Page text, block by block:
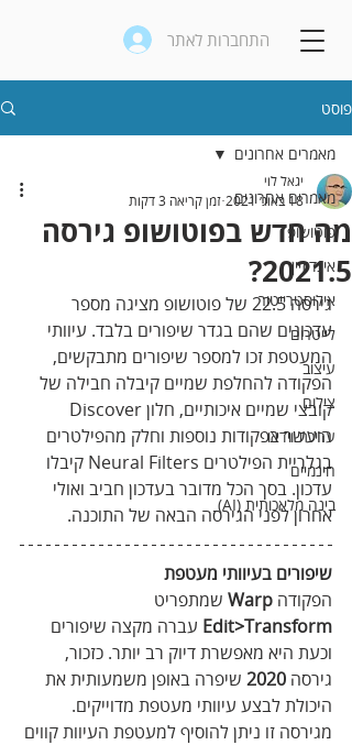
התחברות לאתר
פוסט
מאמרים אחרונים
פוטושופ
אינדיזיין
אילוסטרייטור
לייטרום
עיצוב
צילום
עריכת וידאו
חינמיים
בינה מלאכותית (AI)
מאמרים אחרונים
מה חדש בפוטושופ גירסה
2021.5?
יגאל לוי
18 באוג׳ 2021
זמן קריאה 3 דקות
גירסה 22.5 של פוטושופ מציגה מספר
עדכונים שהם בגדר שיפורים בלבד. עיוותי
המעטפת זכו למספר שיפורים מתבקשים,
הפקודה להחלפת שמיים קיבלה חבילה של
הועשר בפקודות נוספות וחלק מהפילטרים
בגלריית הפילטרים Neural Filters קיבלו
עדכון. בסך הכל מדובר בעדכון חביב ואולי
אחרון לפני הגירסה הבאה של התוכנה.
שיפורים בעיוותי מעטפת
הפקודה Warp שמתפריט
Edit>Transform עברה מקצה שיפורים
וכעת היא מאפשרת דיוק רב יותר. כזכור,
גירסה 2020 שיפרה באופן משמעותית את
היכולת לבצע עיוותי מעטפת מדוייקים.
מגירסה זו ניתן להוסיף למעטפת העיוות קווים